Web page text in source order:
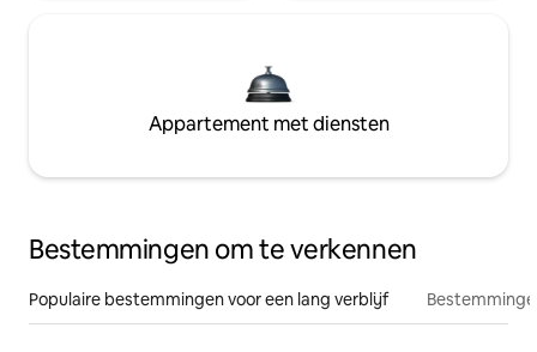
Appartement met diensten
Bestemmingen om te verkennen
Populaire bestemmingen voor een lang verblijf